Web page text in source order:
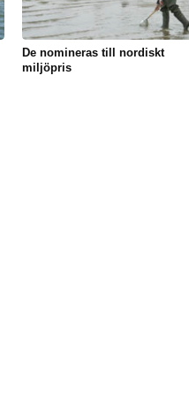
De nomineras till nordiskt
miljöpris